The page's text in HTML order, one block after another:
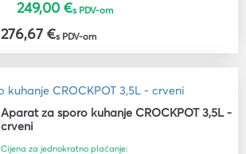
249,00 €s PDV-om
276,67 €s PDV-om
Aparat za sporo kuhanje CROCKPOT 3,5L -
crveni
Cijena za jednokratno plaćanje: